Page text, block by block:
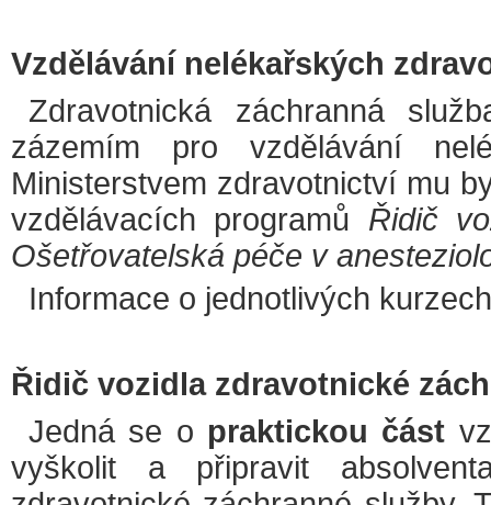
Vzdělávání nelékařských
Zdravotnická záchranná
zázemím pro vzdělávání
Ministerstvem zdravotnictví mu
vzdělávacích programů Řidič
Ošetřovatelská péče v
Informace o jednotlivých
Řidič vozidla zdravotnické
Jedná se o praktickou část
vyškolit a připravit